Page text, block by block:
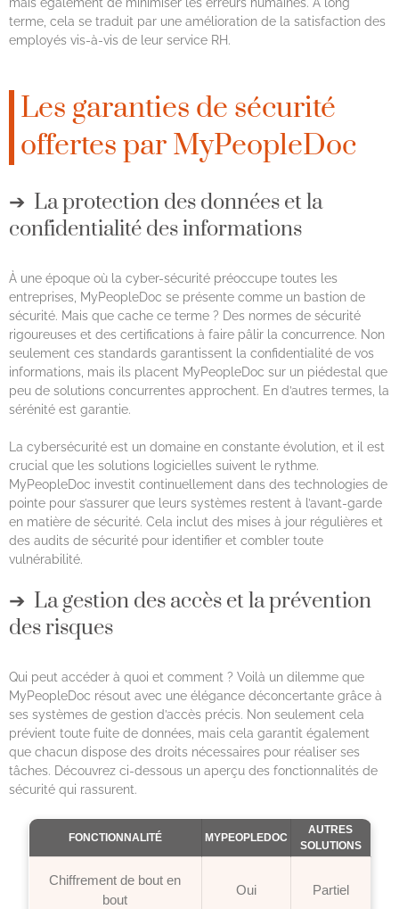
terme, cela se traduit par une amélioration de la satisfaction des
employés vis-à-vis de leur service RH.
Les garanties de sécurité
offertes par MyPeopleDoc
La protection des données et la
confidentialité des informations
À une époque où la cyber-sécurité préoccupe toutes les
entreprises, MyPeopleDoc se présente comme un bastion de
sécurité. Mais que cache ce terme ? Des normes de sécurité
rigoureuses et des certifications à faire pâlir la concurrence. Non
seulement ces standards garantissent la confidentialité de vos
informations, mais ils placent MyPeopleDoc sur un piédestal que
peu de solutions concurrentes approchent. En d’autres termes, la
sérénité est garantie.
La cybersécurité est un domaine en constante évolution, et il est
crucial que les solutions logicielles suivent le rythme.
MyPeopleDoc investit continuellement dans des technologies de
pointe pour s’assurer que leurs systèmes restent à l’avant-garde
en matière de sécurité. Cela inclut des mises à jour régulières et
des audits de sécurité pour identifier et combler toute
vulnérabilité.
La gestion des accès et la prévention
des risques
Qui peut accéder à quoi et comment ? Voilà un dilemme que
MyPeopleDoc résout avec une élégance déconcertante grâce à
ses systèmes de gestion d’accès précis. Non seulement cela
prévient toute fuite de données, mais cela garantit également
que chacun dispose des droits nécessaires pour réaliser ses
tâches. Découvrez ci-dessous un aperçu des fonctionnalités de
sécurité qui rassurent.
FONCTIONNALITÉ MYPEOPLEDOC
AUTRES
SOLUTIONS
Chiffrement de bout en
bout
Oui Partiel